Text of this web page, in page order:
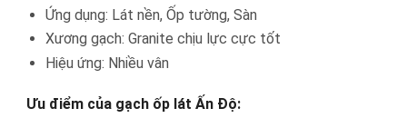
Ứng dụng: Lát nền, Ốp tường, Sàn
Xương gạch: Granite chịu lực cực tốt
Hiệu ứng: Nhiều vân
Ưu điểm của gạch ốp lát Ấn Độ: